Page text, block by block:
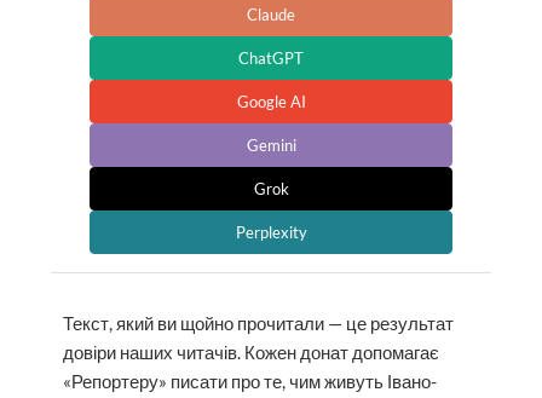
Claude
ChatGPT
Google AI
Gemini
Grok
Perplexity
Текст, який ви щойно прочитали — це результат
довіри наших читачів. Кожен донат допомагає
«Репортеру» писати про те, чим живуть Івано-